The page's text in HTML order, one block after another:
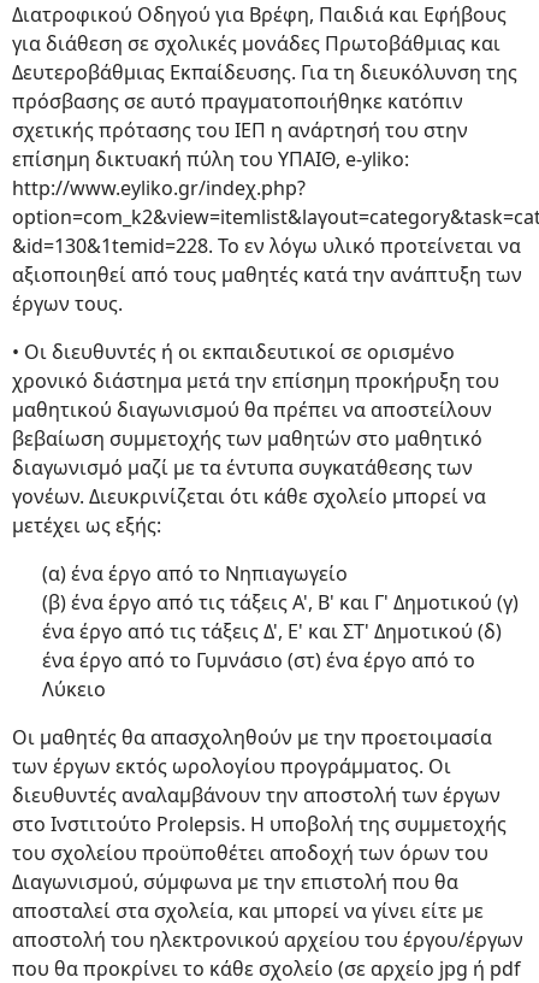
Διατροφικού Οδηγού για Βρέφη, Παιδιά και Εφήβους
για διάθεση σε σχολικές μονάδες Πρωτοβάθμιας και
Δευτεροβάθμιας Εκπαίδευσης. Για τη διευκόλυνση της
πρόσβασης σε αυτό πραγματοποιήθηκε κατόπιν
σχετικής πρότασης του ΙΕΠ η ανάρτησή του στην
επίσημη δικτυακή πύλη του ΥΠΑΙΘ, e-yliko:
http://www.eyliko.gr/indeχ.php?
&id=130&1temid=228. Το εν λόγω υλικό προτείνεται να
αξιοποιηθεί από τους μαθητές κατά την ανάπτυξη των
έργων τους.
• Οι διευθυντές ή οι εκπαιδευτικοί σε ορισμένο
χρονικό διάστημα μετά την επίσημη προκήρυξη του
μαθητικού διαγωνισμού θα πρέπει να αποστείλουν
βεβαίωση συμμετοχής των μαθητών στο μαθητικό
διαγωνισμό μαζί με τα έντυπα συγκατάθεσης των
γονέων. Διευκρινίζεται ότι κάθε σχολείο μπορεί να
μετέχει ως εξής:
(α) ένα έργο από το Νηπιαγωγείο
(β) ένα έργο από τις τάξεις Α', Β' και Γ' Δημοτικού (γ)
ένα έργο από τις τάξεις Δ', Ε' και ΣΤ' Δημοτικού (δ)
ένα έργο από το Γυμνάσιο (στ) ένα έργο από το
Λύκειο
Οι μαθητές θα απασχοληθούν με την προετοιμασία
των έργων εκτός ωρολογίου προγράμματος. Οι
διευθυντές αναλαμβάνουν την αποστολή των έργων
στο Ινστιτούτο Prolepsis. Η υποβολή της συμμετοχής
του σχολείου προϋποθέτει αποδοχή των όρων του
Διαγωνισμού, σύμφωνα με την επιστολή που θα
αποσταλεί στα σχολεία, και μπορεί να γίνει είτε με
αποστολή του ηλεκτρονικού αρχείου του έργου/έργων
που θα προκρίνει το κάθε σχολείο (σε αρχείο jpg ή pdf